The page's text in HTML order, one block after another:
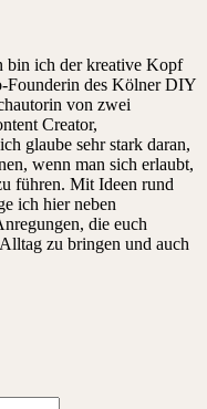
bin ich der kreative Kopf
Founderin des Kölner DIY
von zwei
Creator,
glaube sehr stark daran,
wenn man sich erlaubt,
führen. Mit Ideen rund
ich hier neben
die euch
zu bringen und auch